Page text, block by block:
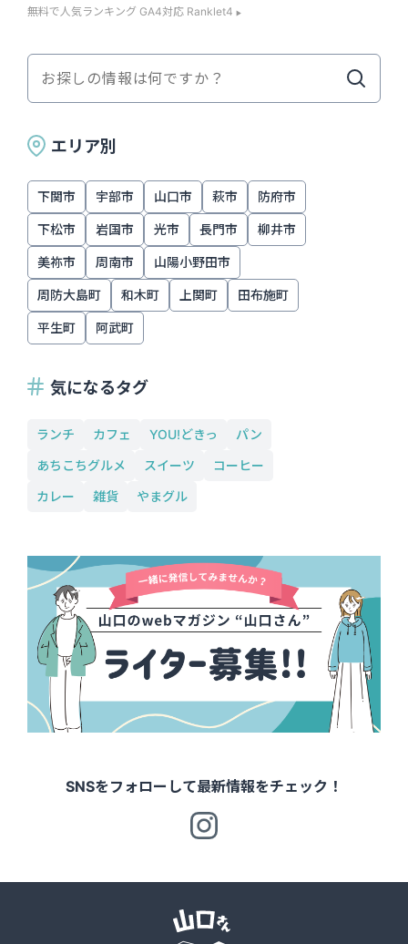
無料で人気ランキング GA4対応 Ranklet4
エリア別
下関市 宇部市 山口市 萩市 防府市
下松市 岩国市 光市 長門市 柳井市
美祢市 周南市 山陽小野田市
周防大島町 和木町 上関町 田布施町
平生町 阿武町
気になるタグ
ランチ カフェ YOU!どきっ
パン
あちこちグルメ
スイーツ
コーヒー
カレー
雑貨 やまグル
SNSをフォローして最新情報をチェック！